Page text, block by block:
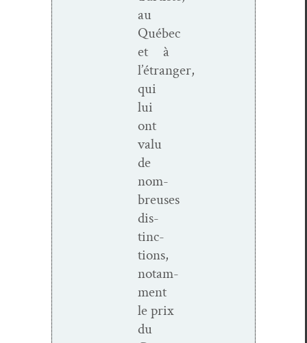
au
Québec
et à
l’étranger,
qui
lui
ont
valu
de
nom­
breuses
dis­
tinc­
tions,
notam­
ment
le prix
du